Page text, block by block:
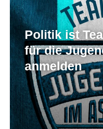
Politik ist
für die
anmelden